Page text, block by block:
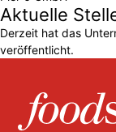
Aktuelle
Derzeit hat das
veröffentlicht.